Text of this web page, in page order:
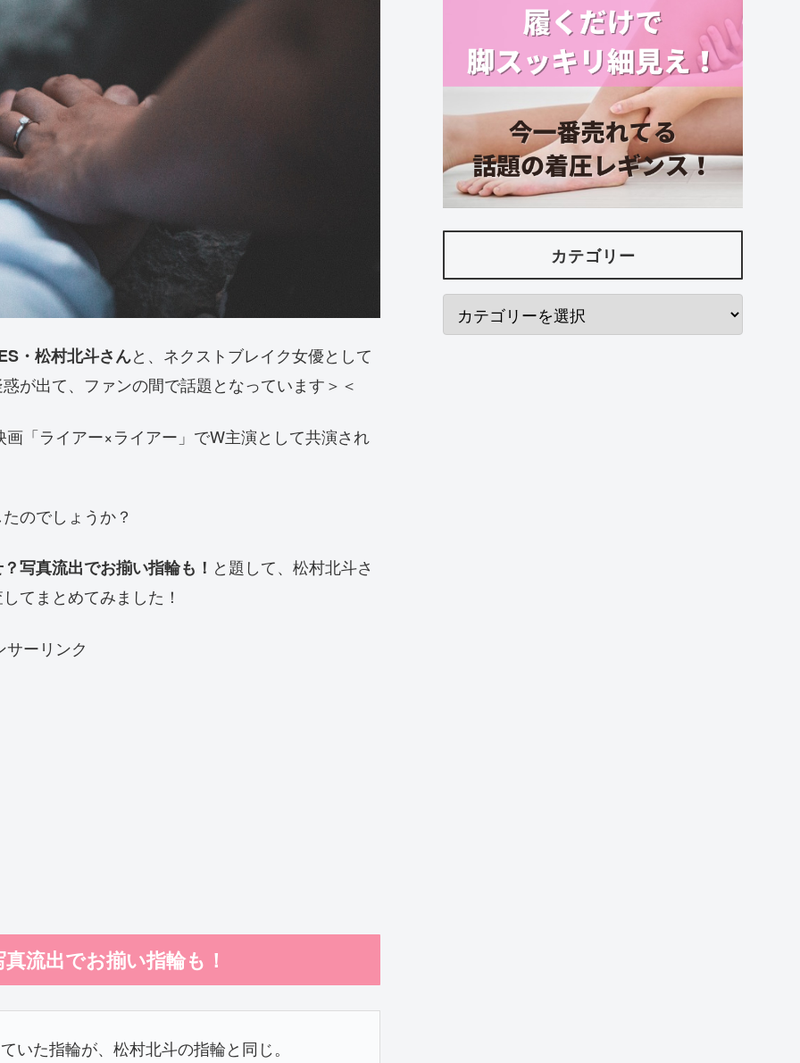
・松村北斗さんと、ネクストブレイク女優として
が出て、ファンの間で話題となっています＞＜
「ライアー×ライアー」でW主演として共演され
のでしょうか？
写真流出でお揃い指輪も！ と題して、松村北斗さ
てまとめてみました！
サーリンク
流出でお揃い指輪も！
いた指輪が、松村北斗の指輪と同じ。
カテゴリー